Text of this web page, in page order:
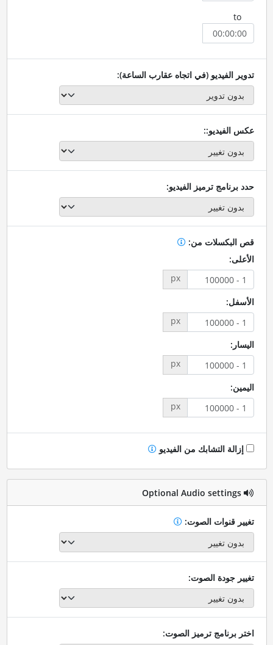
to
تدوير الفيديو (في اتجاه عقارب الساعة):
عكس الفيديو::
حدد برنامج ترميز الفيديو:
قص البكسلات من:
الأعلى:
px
الأسفل:
px
اليسار:
px
اليمين:
px
إزالة التشابك من الفيديو
Optional Audio settings
تغيير قنوات الصوت:
تغيير جودة الصوت:
اختر برنامج ترميز الصوت: